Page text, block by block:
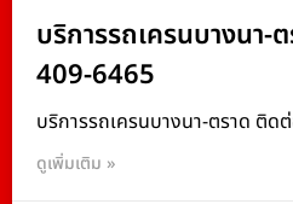
บริการรถเครนบางนา-
409-6465
บริการรถเครนบางนา-ตราด ติด
ดูเพิ่มเติม »